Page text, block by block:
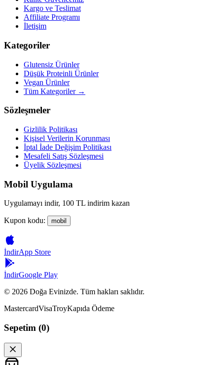
Kargo ve Teslimat
Affiliate Programı
İletişim
Kategoriler
Glutensiz Ürünler
Düşük Proteinli Ürünler
Vegan Ürünler
Tüm Kategoriler →
Sözleşmeler
Gizlilik Politikası
Kişisel Verilerin Korunması
İptal İade Değişim Politikası
Mesafeli Satış Sözleşmesi
Üyelik Sözleşmesi
Mobil Uygulama
Uygulamayı indir, 100 TL indirim kazan
Kupon kodu: mobil
İndirApp Store
İndirGoogle Play
© 2026 Doğa Evinizde. Tüm hakları saklıdır.
MastercardVisaTroyKapıda Ödeme
Sepetim (0)